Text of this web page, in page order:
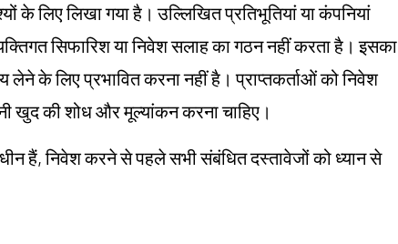
के लिए लिखा गया है। उल्लिखित प्रतिभूतियां या कंपनियां
सिफारिश या निवेश सलाह का गठन नहीं करता है। इसका
लेने के लिए प्रभावित करना नहीं है। प्राप्तकर्ताओं को निवेश
खुद की शोध और मूल्यांकन करना चाहिए।
हैं, निवेश करने से पहले सभी संबंधित दस्तावेजों को ध्यान से